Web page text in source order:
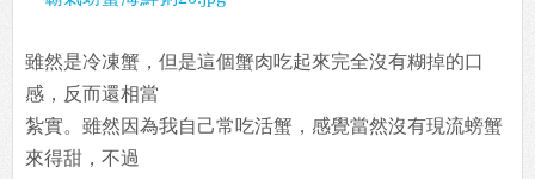
雖然是冷凍蟹，但是這個蟹肉吃起來完全沒有糊掉的口
感，反而還相當
紮實。雖然因為我自己常吃活蟹，感覺當然沒有現流螃蟹
來得甜，不過